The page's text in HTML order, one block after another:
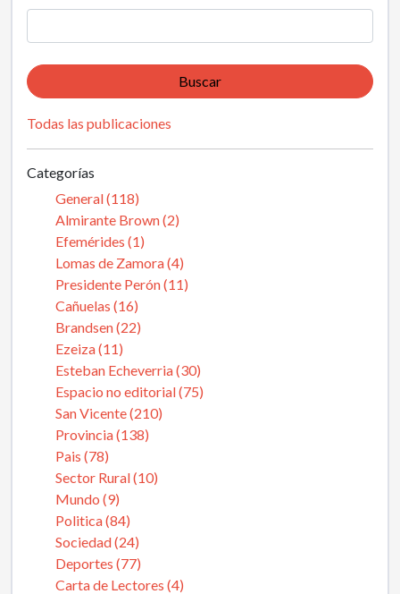
Buscar
Todas las publicaciones
Categorías
General (118)
Almirante Brown (2)
Efemérides (1)
Lomas de Zamora (4)
Presidente Perón (11)
Cañuelas (16)
Brandsen (22)
Ezeiza (11)
Esteban Echeverria (30)
Espacio no editorial (75)
San Vicente (210)
Provincia (138)
Pais (78)
Sector Rural (10)
Mundo (9)
Politica (84)
Sociedad (24)
Deportes (77)
Carta de Lectores (4)